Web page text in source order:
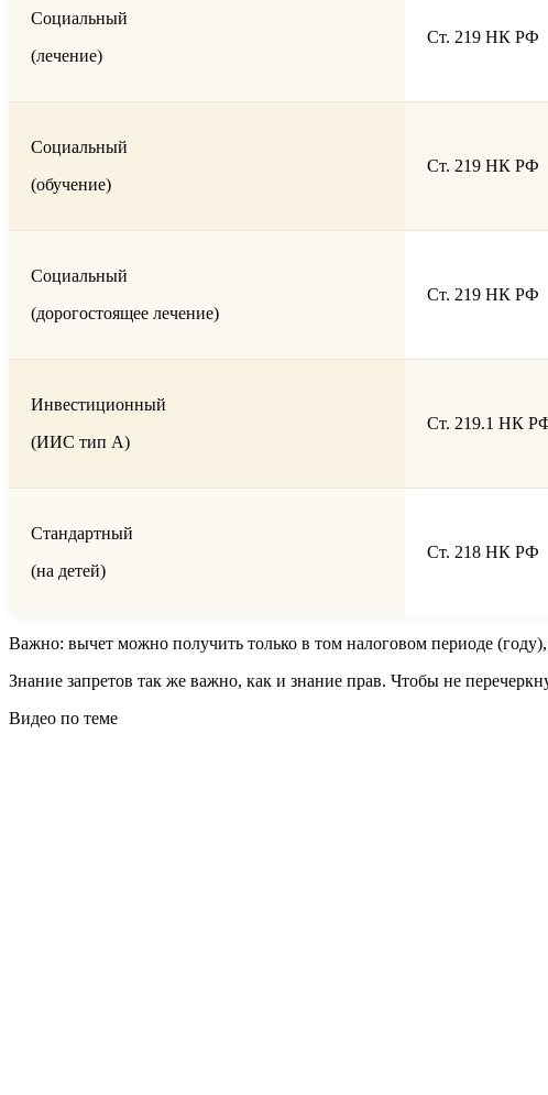
Социальный
(лечение)
Ст. 219 НК РФ
Социальный
(обучение)
Ст. 219 НК РФ
Социальный
(дорогостоящее лечение)
Ст. 219 НК РФ
Инвестиционный
(ИИС тип А)
Ст. 219.1 НК
Стандартный
(на детей)
Ст. 218 НК РФ
Важно: вычет можно получить только в том налоговом периоде
Знание запретов так же важно, как и знание прав. Чтобы не
Видео по теме